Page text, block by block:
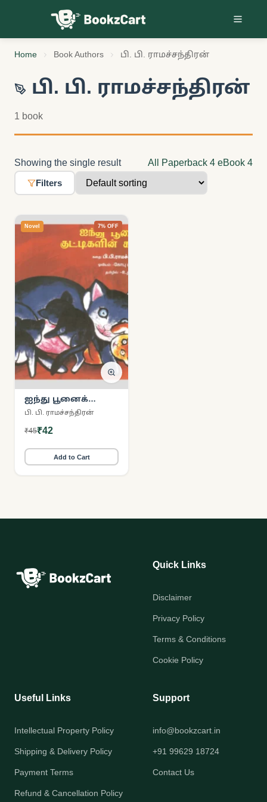
Skip to content
Home Book Authors பி. பி. ராமச்சந்திரன்
பி. பி. ராமச்சந்திரன்
1 book
Showing the single result All Paperback 4 eBook 4
Filters
Novel 7% OFF
ஐந்து பூனைக்
குட்டிகளின் கதை
பி. பி. ராமச்சந்திரன்
₹45₹42
Add to Cart
Quick Links
Disclaimer
Privacy Policy
Terms & Conditions
Cookie Policy
Useful Links
Intellectual Property Policy
Shipping & Delivery Policy
Payment Terms
Refund & Cancellation Policy
Support
info@bookzcart.in
+91 99629 18724
Contact Us